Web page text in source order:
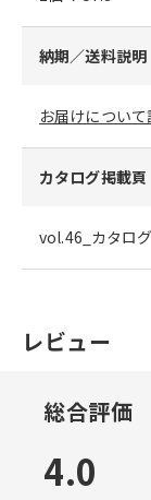
納期／送料説明
お届けについ
カタログ掲載頁
vol.46_カタロ
レビュー
総合評価
4.0